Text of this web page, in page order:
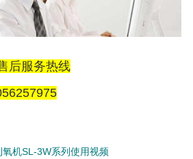
后服务热线
氧机SL-3W系列使用视频